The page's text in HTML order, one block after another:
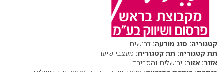
סוג מודעה: דרושים
תת קטגוריה: מעצבי שיער
אזור: ירושלים והסביבה